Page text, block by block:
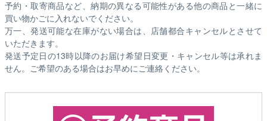
予約・取寄商品など、納期の異なる可能性がある他の商品と一緒に
買い物かごに入れないでください。
万一、発送可能な在庫がない場合は、店舗都合キャンセルとさせて
いただきます。
発送予定日の13時以降のお届け希望日変更・キャンセル等は承れま
せん。ご希望のある場合はお早めにご連絡ください。